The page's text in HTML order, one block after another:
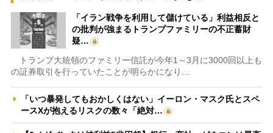
「イラン戦争を利用して儲けている」利益相反と
の批判が強まるトランプファミリーの不正蓄財
疑…
トランプ大統領のファミリー信託が今年1～3月に3000回以上も
の証券取引を行っていたことが明らかになり…
「いつ暴発してもおかしくはない」イーロン・マスク氏とスペ
ースXが抱えるリスクの数々「絶対…